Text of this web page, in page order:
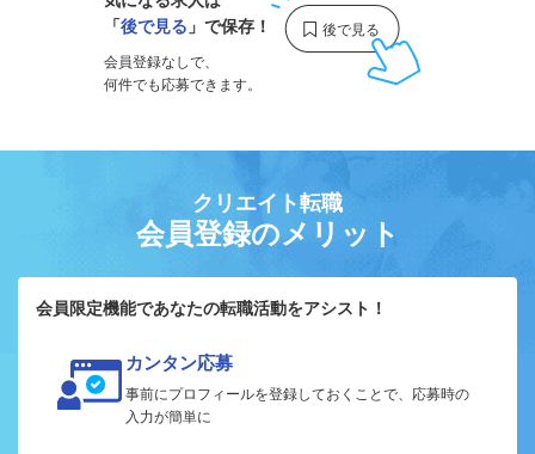
「後で見る 」で保存！
会員登録なしで、
何件でも応募できます。
クリエイト転職
会員登録のメリット
会員限定機能であなたの転職活動をアシスト！
カンタン応募
事前にプロフィールを登録しておくことで、応募時の
入力が簡単に